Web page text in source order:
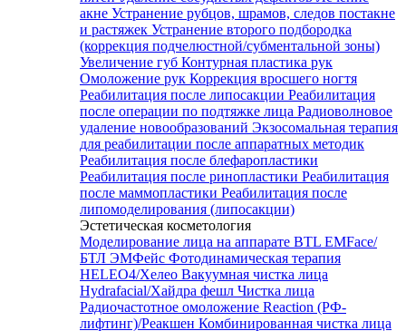
акне Устранение рубцов, шрамов, следов постакне
и растяжек Устранение второго подбородка
(коррекция подчелюстной/субментальной зоны)
Увеличение губ Контурная пластика рук
Омоложение рук Коррекция вросшего ногтя
Реабилитация после липосакции Реабилитация
после операции по подтяжке лица Радиоволновое
удаление новообразований Экзосомальная терапия
для реабилитации после аппаратных методик
Реабилитация после блефаропластики
Реабилитация после ринопластики Реабилитация
после маммопластики Реабилитация после
липомоделирования (липосакции)
Эстетическая косметология
Моделирование лица на аппарате BTL EMFace/
БТЛ ЭМФейс Фотодинамическая терапия
HELEO4/Хелео Вакуумная чистка лица
Hydrafacial/Хайдра фешл Чистка лица
Радиочастотное омоложение Reaction (РФ-
лифтинг)/Реакшен Комбинированная чистка лица